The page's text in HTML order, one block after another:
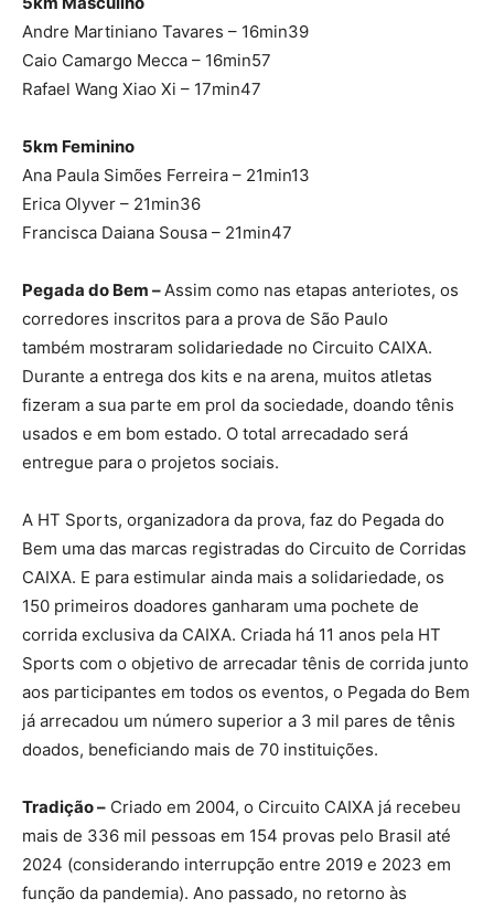
Andre Martiniano Tavares – 16min39
Caio Camargo Mecca – 16min57
Rafael Wang Xiao Xi – 17min47
5km Feminino
Ana Paula Simões Ferreira – 21min13
Erica Olyver – 21min36
Francisca Daiana Sousa – 21min47
Pegada do Bem – Assim como nas etapas anteriotes, os
corredores inscritos para a prova de São Paulo
também mostraram solidariedade no Circuito CAIXA.
Durante a entrega dos kits e na arena, muitos atletas
fizeram a sua parte em prol da sociedade, doando tênis
usados e em bom estado. O total arrecadado será
entregue para o projetos sociais.
A HT Sports, organizadora da prova, faz do Pegada do
Bem uma das marcas registradas do Circuito de Corridas
CAIXA. E para estimular ainda mais a solidariedade, os
150 primeiros doadores ganharam uma pochete de
corrida exclusiva da CAIXA. Criada há 11 anos pela HT
Sports com o objetivo de arrecadar tênis de corrida junto
aos participantes em todos os eventos, o Pegada do Bem
já arrecadou um número superior a 3 mil pares de tênis
doados, beneficiando mais de 70 instituições.
Tradição – Criado em 2004, o Circuito CAIXA já recebeu
mais de 336 mil pessoas em 154 provas pelo Brasil até
2024 (considerando interrupção entre 2019 e 2023 em
função da pandemia). Ano passado, no retorno às